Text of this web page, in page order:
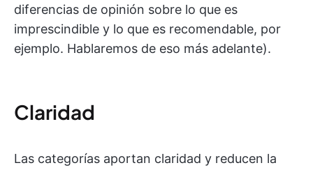
diferencias de opinión sobre lo que es
imprescindible y lo que es recomendable, por
ejemplo. Hablaremos de eso más adelante).
Claridad
Las categorías aportan claridad y reducen la